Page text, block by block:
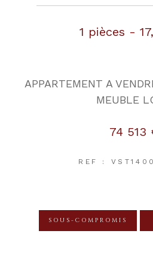
1 pièces -
APPARTEMENT A
MEUBLE
74 513
REF :
SOUS-COMPROMIS